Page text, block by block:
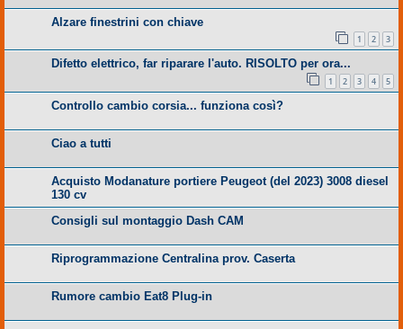
Alzare finestrini con chiave
1 2 3
Difetto elettrico, far riparare l'auto. RISOLTO per ora...
1 2 3 4 5
Controllo cambio corsia... funziona così?
Ciao a tutti
Acquisto Modanature portiere Peugeot (del 2023) 3008 diesel
130 cv
Consigli sul montaggio Dash CAM
Riprogrammazione Centralina prov. Caserta
Rumore cambio Eat8 Plug-in